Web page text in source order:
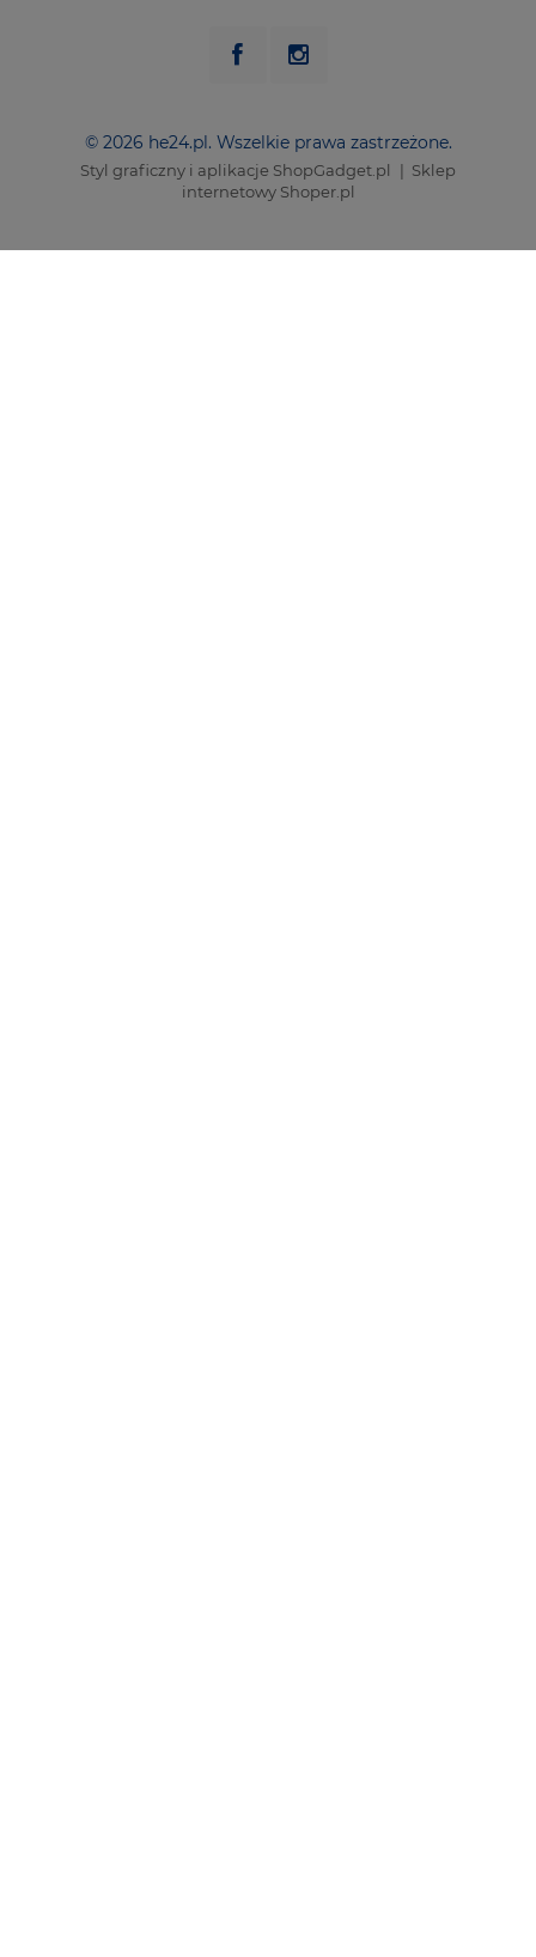
© 2026 he24.pl. Wszelkie prawa zastrzeżone.
Styl graficzny i aplikacje ShopGadget.pl
Sklep
internetowy Shoper.pl